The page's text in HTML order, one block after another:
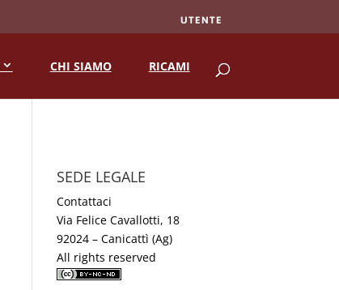
UTENTE
CHI SIAMO RICAMI
SEDE LEGALE
Contattaci
Via Felice Cavallotti, 18
92024 – Canicattì (Ag)
All rights reserved